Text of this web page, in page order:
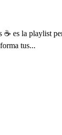
es la playlist
tus...